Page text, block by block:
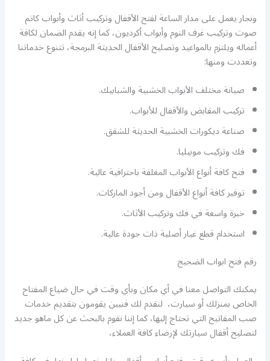
ونجار يعمل على مدار الساعة لفتح الأقفال وتركيب أثاث وأبواب كاتم
صوت وتركيب غرف النوم وأبواب أكرديون، كما إنه يقدم الضمان لكافة
أعماله ويلتزم بالمواعيد وتصليح الأقفال الحديثة البرمجة، تتنوع خدماتنا
وتعددت ومنها:
صيانة مختلف الأبواب الخشبية والشبابيك.
تركيب المقابض والأقفال للأبواب.
صناعة ديكورات الخشبية الحديثة للشقق.
فك وتركيب موبيليا.
فتح كافة أنواع الأبواب المغلقة باحترافية عالية.
توفير كافة أنواع الأقفال ومن أجود الماركات.
خبرة واسعة في فك وتركيب الأثاث.
استخدام قطع غيار أصلية ذات جودة عالية.
رقم فتح ابواب الضجيج
يمكنك التواصل معنا في أي مكان وبأي وقت في حال ضياع المفتاح
الخاص بمنزلك أو سيارت، لنقدم لك فنيين يقومون بتقديم خدمات
صب المفاتيح التي تحتاج إليها، كما إننا نقوم بالبحث عن كل ماهو جديد
لتصليح أقفال سيارتك لإرضاء كافة العملاء،